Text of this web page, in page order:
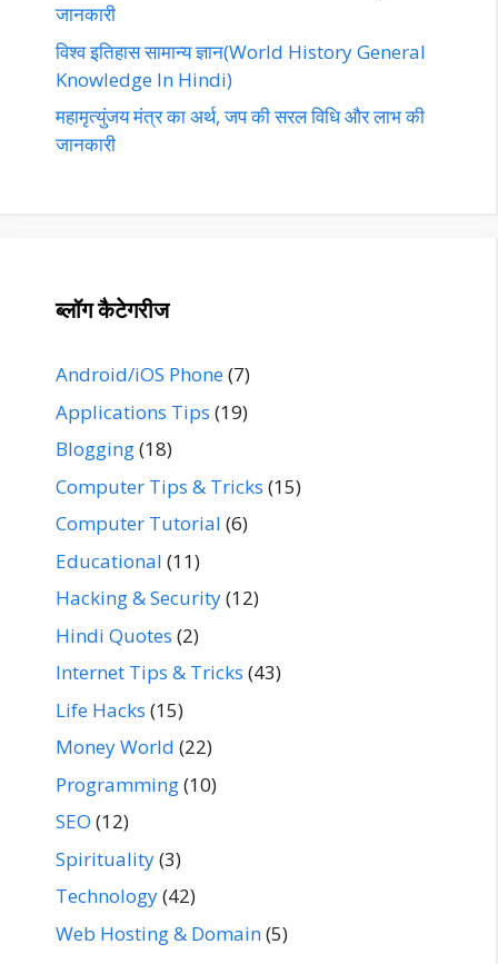
जानकारी
विश्व इतिहास सामान्य ज्ञान(World History General
Knowledge In Hindi)
महामृत्युंजय मंत्र का अर्थ, जप की सरल विधि और लाभ की
जानकारी
ब्लॉग कैटेगरीज
Android/iOS Phone(7)
Applications Tips (19)
Blogging(18)
Computer Tips & Tricks (15)
Computer Tutorial (6)
Educational (11)
Hacking & Security(12)
Hindi Quotes (2)
Internet Tips & Tricks (43)
Life Hacks (15)
Money World (22)
Programming(10)
SEO (12)
Spirituality(3)
Technology(42)
Web Hosting & Domain(5)